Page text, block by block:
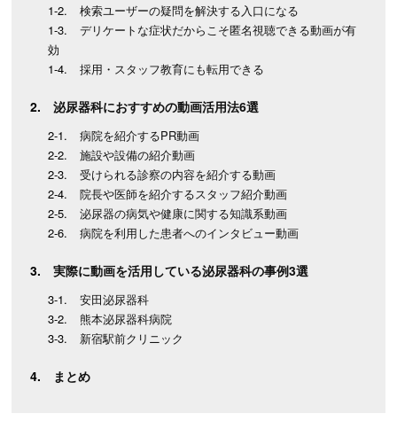
検索ユーザーの疑問を解決する入口になる
デリケートな症状だからこそ匿名視聴できる動画が有
効
採用・スタッフ教育にも転用できる
泌尿器科におすすめの動画活用法6選
病院を紹介するPR動画
施設や設備の紹介動画
受けられる診察の内容を紹介する動画
院長や医師を紹介するスタッフ紹介動画
泌尿器の病気や健康に関する知識系動画
病院を利用した患者へのインタビュー動画
実際に動画を活用している泌尿器科の事例3選
安田泌尿器科
熊本泌尿器科病院
新宿駅前クリニック
まとめ